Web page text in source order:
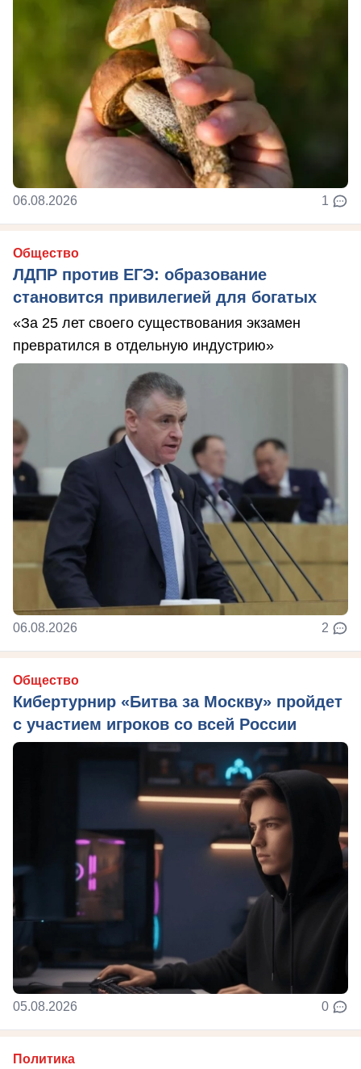
06.08.2026 1
Общество
ЛДПР против ЕГЭ: образование
становится привилегией для богатых
«За 25 лет своего существования экзамен
превратился в отдельную индустрию»
06.08.2026 2
Общество
Кибертурнир «Битва за Москву» пройдет
с участием игроков со всей России
05.08.2026 0
Политика